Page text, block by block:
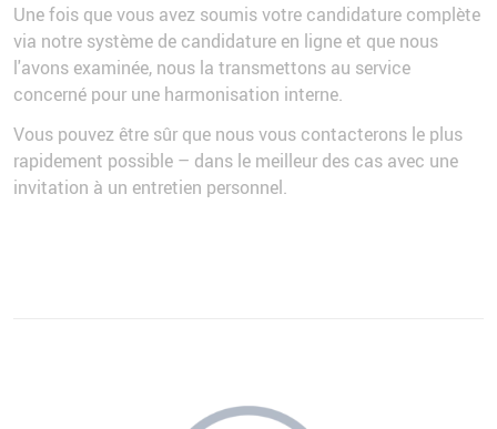
Une fois que vous avez soumis votre candidature complète
via notre système de candidature en ligne et que nous
l'avons examinée, nous la transmettons au service
concerné pour une harmonisation interne.
Vous pouvez être sûr que nous vous contacterons le plus
rapidement possible – dans le meilleur des cas avec une
invitation à un entretien personnel.